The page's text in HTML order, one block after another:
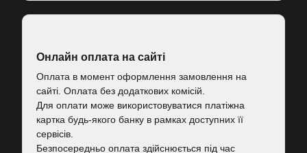
Онлайн оплата на сайті
Оплата в момент оформлення замовлення на
сайті. Оплата без додаткових комісій.
Для оплати може використовуватися платіжна
картка будь-якого банку в рамках доступних її
сервісів.
Безпосередньо оплата здійснюється під час